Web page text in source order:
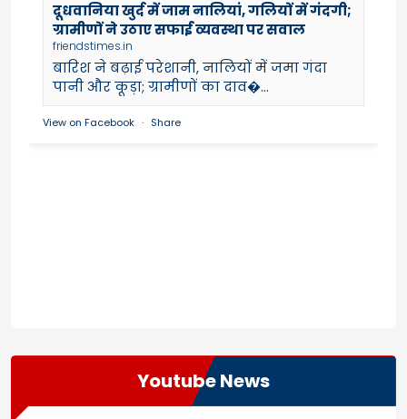
दूधवानिया खुर्द में जाम नालियां, गलियों में गंदगी;
ग्रामीणों ने उठाए सफाई व्यवस्था पर सवाल
friendstimes.in
बारिश ने बढ़ाई परेशानी, नालियों में जमा गंदा
पानी और कूड़ा; ग्रामीणों का दाव�...
View on Facebook · Share
Youtube News